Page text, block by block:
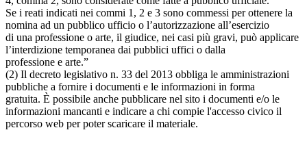
Se i reati indicati nei commi 1, 2 e 3 sono commessi per ottenere la
nomina ad un pubblico ufficio o l’autorizzazione all’esercizio
di una professione o arte, il giudice, nei casi più gravi, può applicare
l’interdizione temporanea dai pubblici uffici o dalla
professione e arte.”
(2) Il decreto legislativo n. 33 del 2013 obbliga le amministrazioni
pubbliche a fornire i documenti e le informazioni in forma
gratuita. È possibile anche pubblicare nel sito i documenti e/o le
informazioni mancanti e indicare a chi compie l'accesso civico il
percorso web per poter scaricare il materiale.